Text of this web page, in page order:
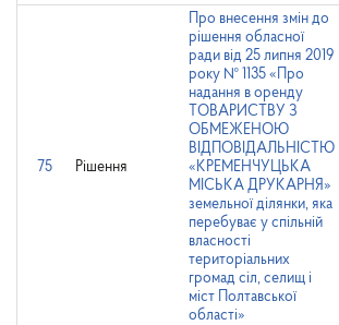
75 Рішення
Про внесення змін до
рішення обласної
ради від 25 липня 2019
року № 1135 «Про
надання в оренду
ТОВАРИСТВУ З
ОБМЕЖЕНОЮ
ВІДПОВІДАЛЬНІСТЮ
«КРЕМЕНЧУЦЬКА
МІСЬКА ДРУКАРНЯ»
земельної ділянки, яка
перебуває у спільній
власності
територіальних
громад сіл, селищ і
міст Полтавської
області»